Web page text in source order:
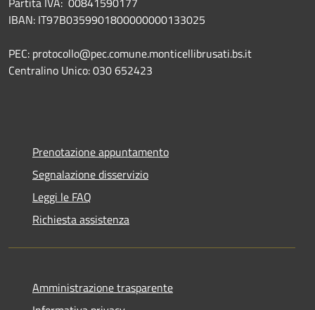
IBAN: IT97B0359901800000000133025
PEC: protocollo@pec.comune.monticellibrusati.bs.it
Centralino Unico: 030 652423
Prenotazione appuntamento
Segnalazione disservizio
Leggi le FAQ
Richiesta assistenza
Amministrazione trasparente